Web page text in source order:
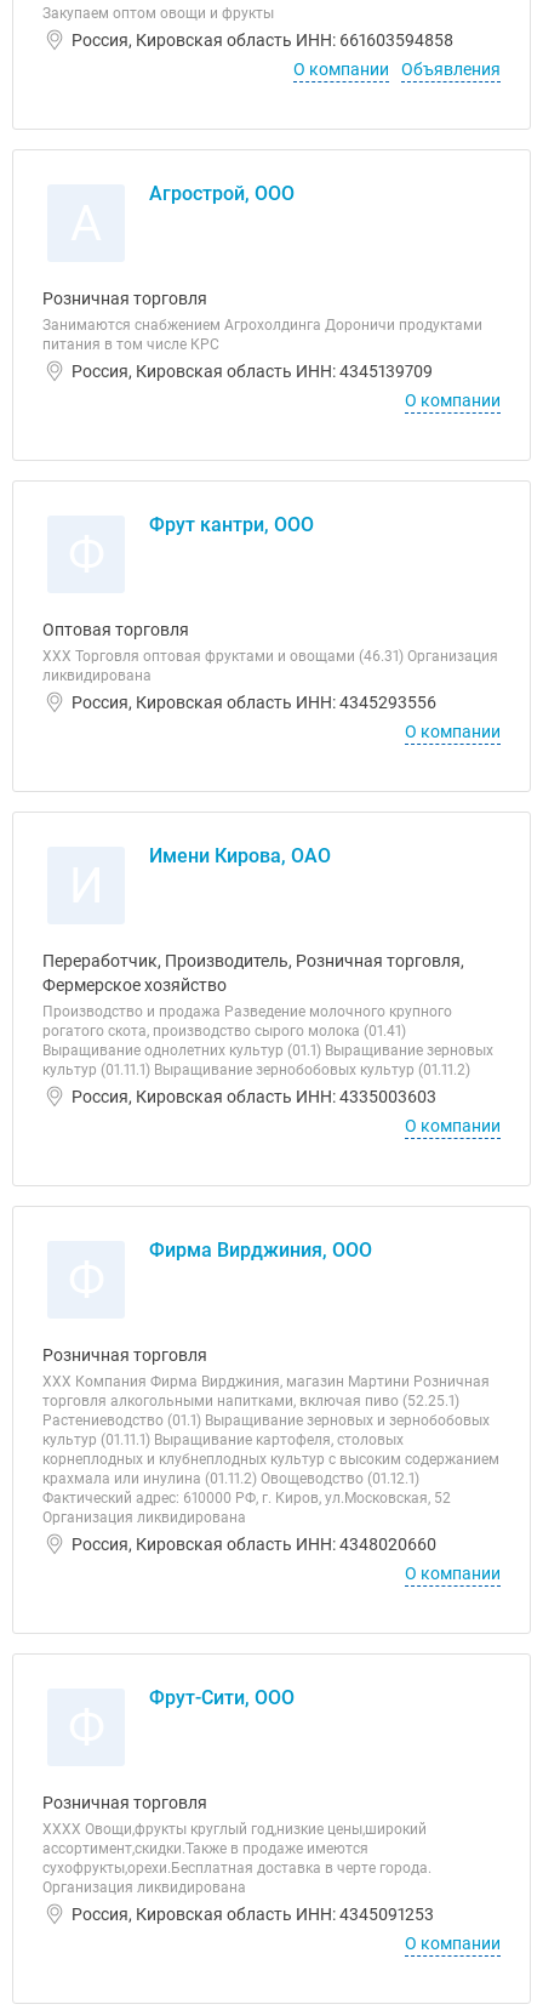
Закупаем оптом овощи и фрукты
Россия, Кировская область ИНН: 661603594858
О компании
Объявления
Агрострой, ООО
Розничная торговля
Занимаются снабжением Агрохолдинга Дороничи продуктами
питания в том числе КРС
Россия, Кировская область ИНН: 4345139709
О компании
Фрут кантри, ООО
Оптовая торговля
ХХХ Торговля оптовая фруктами и овощами (46.31) Организация
ликвидирована
Россия, Кировская область ИНН: 4345293556
О компании
Имени Кирова, ОАО
Переработчик, Производитель, Розничная торговля,
Фермерское хозяйство
Производство и продажа Разведение молочного крупного
рогатого скота, производство сырого молока (01.41)
Выращивание однолетних культур (01.1) Выращивание зерновых
культур (01.11.1) Выращивание зернобобовых культур (01.11.2)
Россия, Кировская область ИНН: 4335003603
О компании
Фирма Вирджиния, ООО
Розничная торговля
ХХХ Компания Фирма Вирджиния, магазин Мартини Розничная
торговля алкогольными напитками, включая пиво (52.25.1)
Растениеводство (01.1) Выращивание зерновых и зернобобовых
культур (01.11.1) Выращивание картофеля, столовых
корнеплодных и клубнеплодных культур с высоким содержанием
крахмала или инулина (01.11.2) Овощеводство (01.12.1)
Фактический адрес: 610000 РФ, г. Киров, ул.Московская, 52
Организация ликвидирована
Россия, Кировская область ИНН: 4348020660
О компании
Фрут-Сити, ООО
Розничная торговля
ХХХХ Овощи,фрукты круглый год,низкие цены,широкий
ассортимент,скидки.Также в продаже имеются
сухофрукты,орехи.Бесплатная доставка в черте города.
Организация ликвидирована
Россия, Кировская область ИНН: 4345091253
О компании